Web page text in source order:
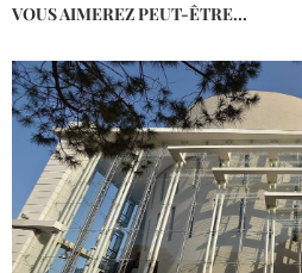
VOUS AIMEREZ PEUT-ÊTRE...